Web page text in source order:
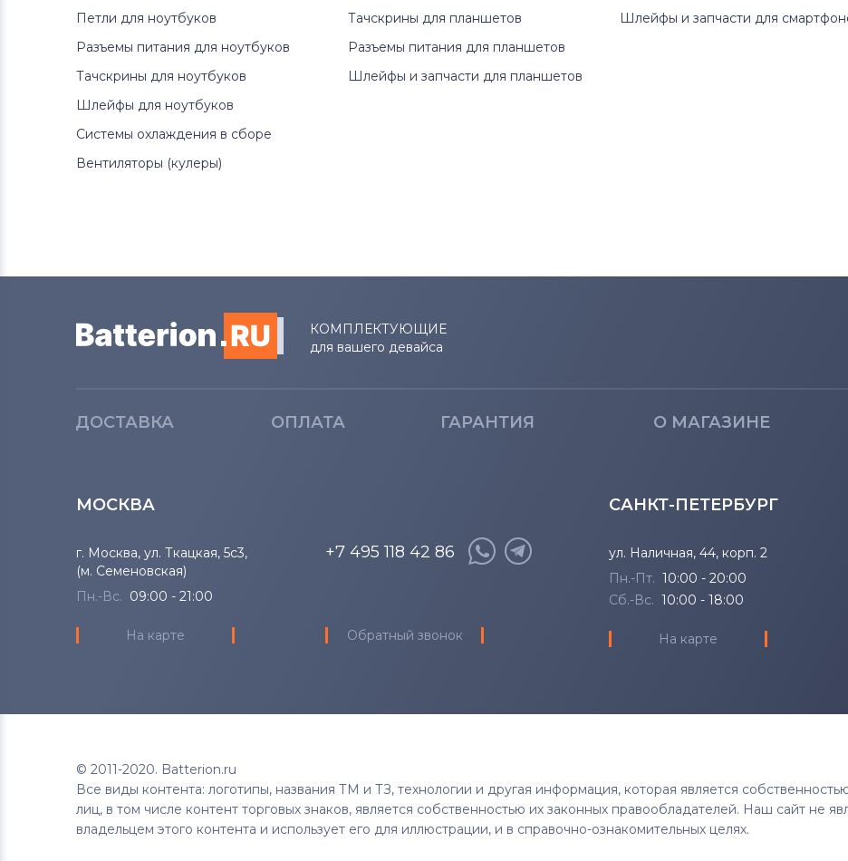
Петли для ноутбуков
Разъемы питания для ноутбуков
Тачскрины для ноутбуков
Шлейфы для ноутбуков
Системы охлаждения в сборе
Вентиляторы (кулеры)
Тачскрины для планшетов
Разъемы питания для планшетов
Шлейфы и запчасти для планшетов
Шлейфы и запчасти для
КОМПЛЕКТУЮЩИЕ
для вашего девайса
ДОСТАВКА ОПЛАТА ГАРАНТИЯ О МАГАЗИНЕ
МОСКВА
г. Москва, ул. Ткацкая, 5с3,
(м. Семеновская)
Пн.-Вс. 09:00 - 21:00
На карте
+7 495 118 42 86
Обратный звонок
САНКТ-ПЕТЕРБУРГ
ул. Наличная, 44, корп. 2
Пн.-Пт. 10:00 - 20:00
Сб.-Вс. 10:00 - 18:00
На карте
© 2011-2020. Batterion.ru
Все виды контента: логотипы, названия ТМ и ТЗ, технологии и другая информация, которая является
лиц, в том числе контент торговых знаков, является собственностью их законных правообладателей. Наш сайт не
владельцем этого контента и использует его для иллюстрации, и в справочно-ознакомительных целях.